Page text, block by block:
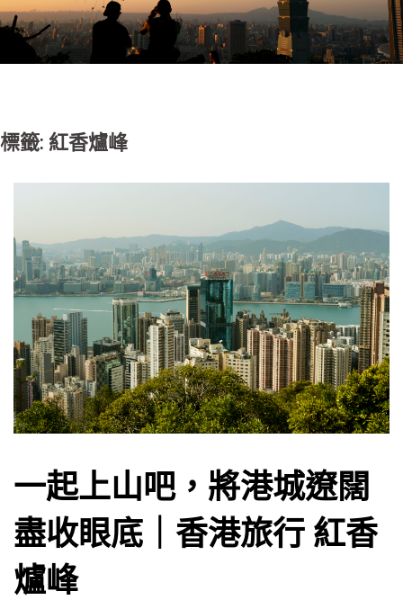
標籤: 紅香爐峰
一起上山吧，將港城遼闊
盡收眼底｜香港旅行 紅香
爐峰